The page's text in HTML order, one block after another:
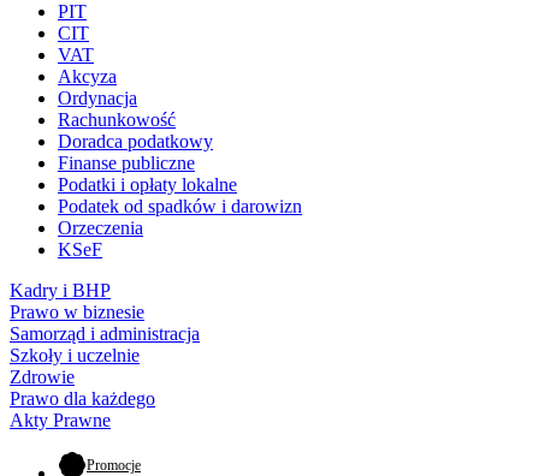
PIT
CIT
VAT
Akcyza
Ordynacja
Rachunkowość
Doradca podatkowy
Finanse publiczne
Podatki i opłaty lokalne
Podatek od spadków i darowizn
Orzeczenia
KSeF
Kadry i BHP
Prawo w biznesie
Samorząd i administracja
Szkoły i uczelnie
Zdrowie
Prawo dla każdego
Akty Prawne
Promocje- otwiera się w nowej karcie